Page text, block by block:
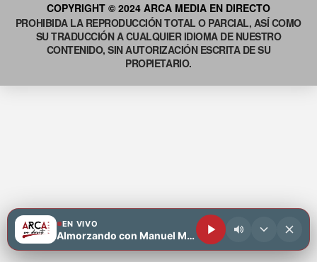
COPYRIGHT © 2024 ARCA MEDIA EN DIRECTO
PROHIBIDA LA REPRODUCCIÓN TOTAL O PARCIAL, ASÍ COMO
SU TRADUCCIÓN A CUALQUIER IDIOMA DE NUESTRO
CONTENIDO, SIN AUTORIZACIÓN ESCRITA DE SU
PROPIETARIO.
EN VIVO
Almorzando con Manuel Motiva